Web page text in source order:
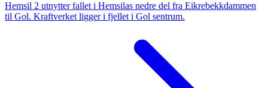
Hemsil 2 utnytter fallet i Hemsilas nedre del fra Eikrebekkdammen
til Gol. Kraftverket ligger i fjellet i Gol sentrum.